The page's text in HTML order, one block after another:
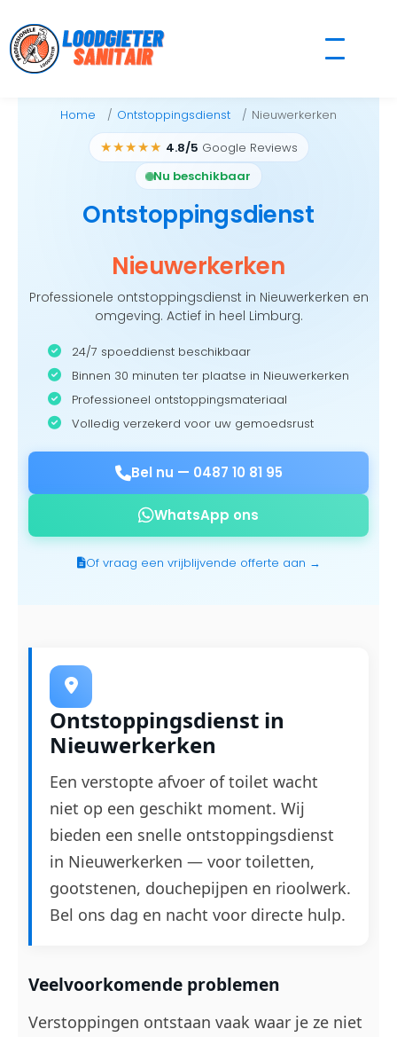
to
content
Home Ontstoppingsdienst Nieuwerkerken
★★★★★ 4.8/5 Google Reviews
Nu beschikbaar
Ontstoppingsdienst
Nieuwerkerken
Professionele ontstoppingsdienst in Nieuwerkerken en
omgeving. Actief in heel Limburg.
24/7 spoeddienst beschikbaar
Binnen 30 minuten ter plaatse in Nieuwerkerken
Professioneel ontstoppingsmateriaal
Volledig verzekerd voor uw gemoedsrust
Bel nu — 0487 10 81 95
WhatsApp ons
Of vraag een vrijblijvende offerte aan →
Ontstoppingsdienst in
Nieuwerkerken
Een verstopte afvoer of toilet wacht
niet op een geschikt moment. Wij
bieden een snelle ontstoppingsdienst
in Nieuwerkerken — voor toiletten,
gootstenen, douchepijpen en rioolwerk.
Bel ons dag en nacht voor directe hulp.
Veelvoorkomende problemen
Verstoppingen ontstaan vaak waar je ze niet